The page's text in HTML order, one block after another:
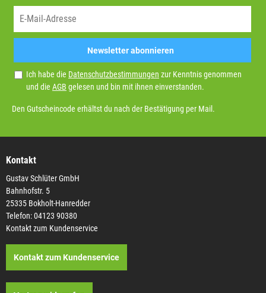
Newsletter abonnieren
Ich habe die Datenschutzbestimmungen zur Kenntnis genommen
und die AGB gelesen und bin mit ihnen einverstanden.
Den Gutscheincode erhältst du nach der Bestätigung per Mail.
Kontakt
Gustav Schlüter GmbH
Bahnhofstr. 5
25335 Bokholt-Hanredder
Telefon: 04123 90380
Kontakt zum Kundenservice
Kontakt zum Kundenservice